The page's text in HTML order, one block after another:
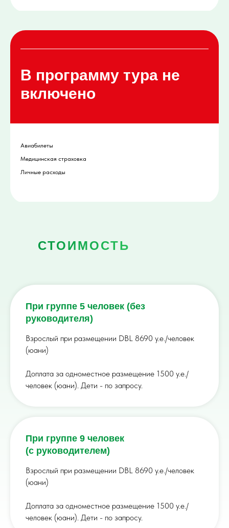
В программу тура не
включено
Авиабилеты
Медицинская страховка
Личные расходы
СТОИМОСТЬ
При группе 5 человек (без
руководителя)
Взрослый при размещении DBL 8690 у.е./человек
(юани)
Доплата за одноместное размещение 1500 у.е./
человек (юани). Дети - по запросу.
При группе 9 человек
(с руководителем)
Взрослый при размещении DBL 8690 у.е./человек
(юани)
Доплата за одноместное размещение 1500 у.е./
человек (юани). Дети - по запросу.